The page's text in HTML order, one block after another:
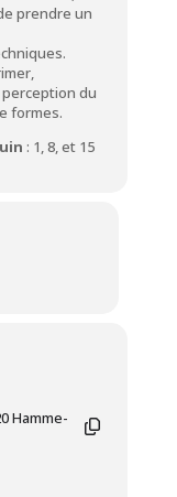
prendre un
du
formes.
: 1, 8, et 15
Hamme-